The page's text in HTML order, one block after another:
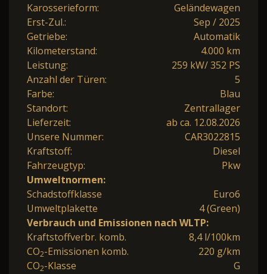
Karosserieform:
Geländewagen
Erst-Zul.:
Sep / 2025
Getriebe:
Automatik
Kilometerstand:
4.000 km
Leistung:
259 kW/ 352 PS
Anzahl der Türen:
5
Farbe:
Blau
Standort:
Zentrallager
Lieferzeit:
ab ca. 12.08.2026
Unsere Nummer:
CAR3022815
Kraftstoff:
Diesel
Fahrzeugtyp:
Pkw
Umweltnormen:
Schadstoffklasse
Euro6
Umweltplakette
4 (Green)
Verbrauch und Emissionen nach WLTP:
Kraftstoffverbr. komb.
8,4 l/100km
CO2-Emissionen komb.
220 g/km
CO2-Klasse G